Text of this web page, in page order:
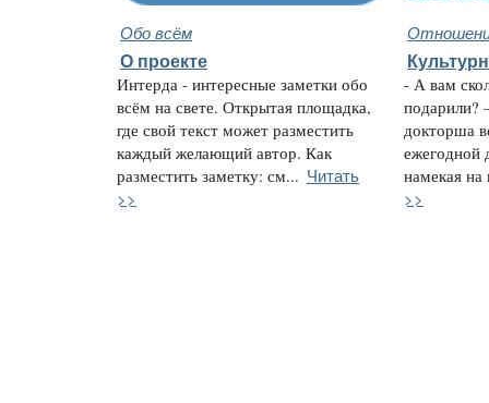
Обо всём
О проекте
Интерда - интересные заметки обо
всём на свете. Открытая площадка,
где свой текст может разместить
каждый желающий автор. Как
разместить заметку: см... Читать
>>
- А вам
подарили?
докторша
ежегодной
намекая
>>